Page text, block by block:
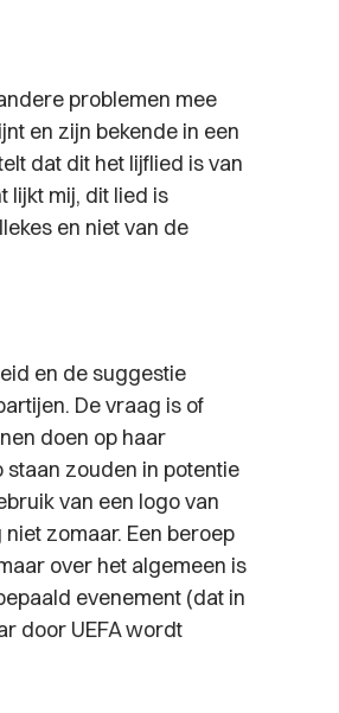
problemen mee
en zijn bekende in een
dat dit het lijflied is van
lijkt mij, dit lied is
en niet van de
en de suggestie
De vraag is of
doen op haar
zouden in potentie
van een logo van
zomaar. Een beroep
over het algemeen is
evenement (dat in
door UEFA wordt